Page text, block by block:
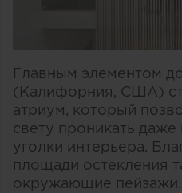
Главным элементом
(Калифорния, США)
атриум, который
свету проникать
уголки интерьера.
площади остекления
окружающие